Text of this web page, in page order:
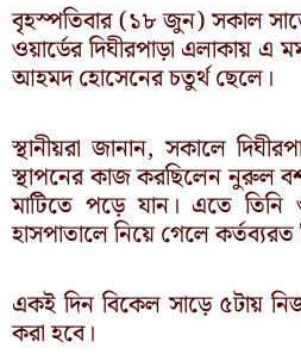
বৃহস্পতিবার (১৮ জুন) সকাল
ওয়ার্ডের দিঘীরপাড়া এলাকায় এ
আহমদ হোসেনের চতুর্থ ছেলে।
স্থানীয়রা জানান, সকালে
স্থাপনের কাজ করছিলেন নুরুল
মাটিতে পড়ে যান। এতে
হাসপাতালে নিয়ে গেলে
একই দিন বিকেল সাড়ে ৫টায়
করা হবে।